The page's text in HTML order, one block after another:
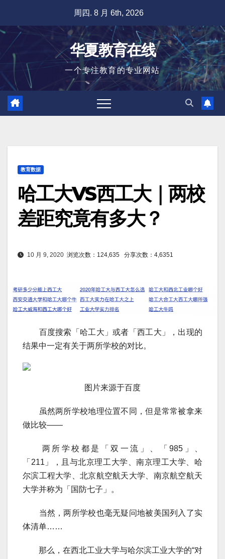
容
周四. 8 月 6th, 2026
华夏教育在线
一个专注教育的专业网站
教育数据
哈工大VS西工大｜两校
差距究竟有多大？
10 月 9, 2020 浏览次数：124,635 分享次数：4,6351
百度搜索「哈工大」或者「西工大」，出现的
结果中一定有关于两所学校的对比。
图片来源于百度
虽然两所学校地理位置不同，但是常常被拿来
做比较——
两所学校都是「双一流」、「985」、
「211」，且与北京理工大学、南京理工大学、哈
尔滨工程大学、北京航空航天大学、南京航空航天
大学并称为「国防七子」。
当然，两所学校也毫无疑问地被美国列入了实
体清单……
那么，在西北工业大学与哈尔滨工业大学的“对